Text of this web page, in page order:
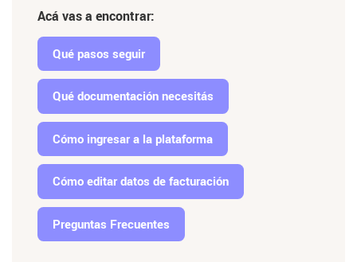
Acá vas a encontrar:
Qué pasos seguir
Qué documentación necesitás
Cómo ingresar a la plataforma
Cómo editar datos de facturación
Preguntas Frecuentes